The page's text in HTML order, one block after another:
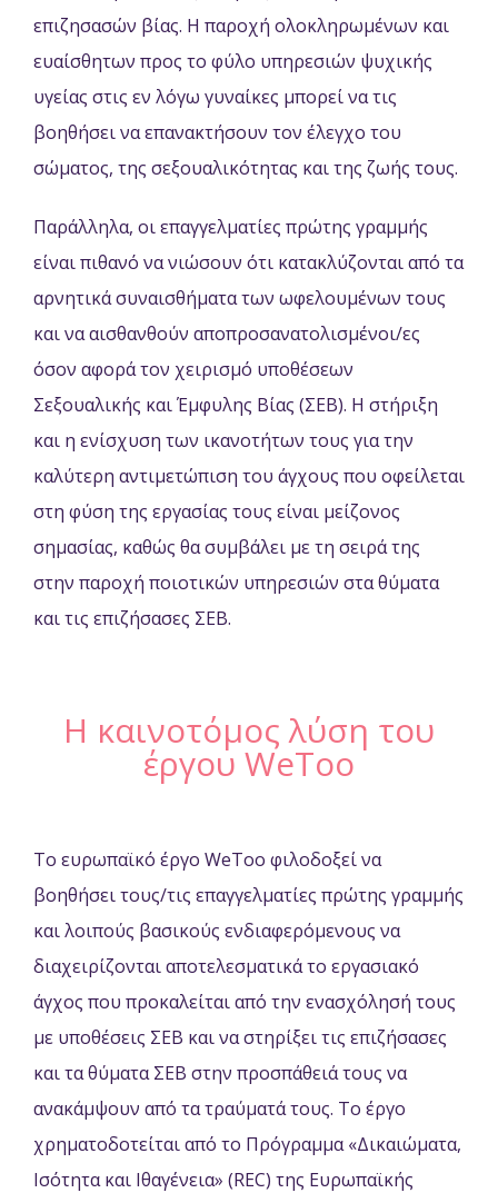
επιζησασών βίας. Η παροχή ολοκληρωμένων και
ευαίσθητων προς το φύλο υπηρεσιών ψυχικής
υγείας στις εν λόγω γυναίκες μπορεί να τις
βοηθήσει να επανακτήσουν τον έλεγχο του
σώματος, της σεξουαλικότητας και της ζωής τους.
Παράλληλα, οι επαγγελματίες πρώτης γραμμής
είναι πιθανό να νιώσουν ότι κατακλύζονται από τα
αρνητικά συναισθήματα των ωφελουμένων τους
και να αισθανθούν αποπροσανατολισμένοι/ες
όσον αφορά τον χειρισμό υποθέσεων
Σεξουαλικής και Έμφυλης Βίας (ΣΕΒ). Η στήριξη
και η ενίσχυση των ικανοτήτων τους για την
καλύτερη αντιμετώπιση του άγχους που οφείλεται
στη φύση της εργασίας τους είναι μείζονος
σημασίας, καθώς θα συμβάλει με τη σειρά της
στην παροχή ποιοτικών υπηρεσιών στα θύματα
και τις επιζήσασες ΣΕΒ.
Η καινοτόμος λύση του
έργου WeToo
Το ευρωπαϊκό έργο WeToo φιλοδοξεί να
βοηθήσει τους/τις επαγγελματίες πρώτης γραμμής
και λοιπούς βασικούς ενδιαφερόμενους να
διαχειρίζονται αποτελεσματικά το εργασιακό
άγχος που προκαλείται από την ενασχόλησή τους
με υποθέσεις ΣΕΒ και να στηρίξει τις επιζήσασες
και τα θύματα ΣΕΒ στην προσπάθειά τους να
ανακάμψουν από τα τραύματά τους. Το έργο
χρηματοδοτείται από το Πρόγραμμα «Δικαιώματα,
Ισότητα και Ιθαγένεια» (REC) της Ευρωπαϊκής